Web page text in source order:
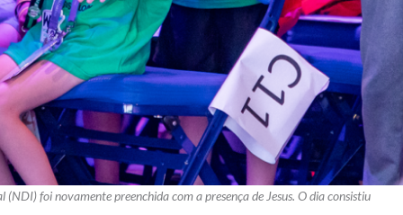
foi novamente preenchida com a presença de Jesus. O dia consistiu